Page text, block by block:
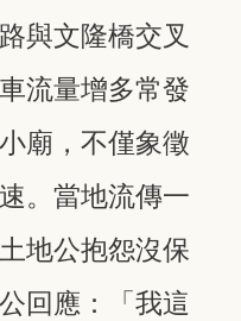
與文隆橋交叉
流量增多常發
廟，不僅象徵
。當地流傳一
地公抱怨沒保
回應：「我這